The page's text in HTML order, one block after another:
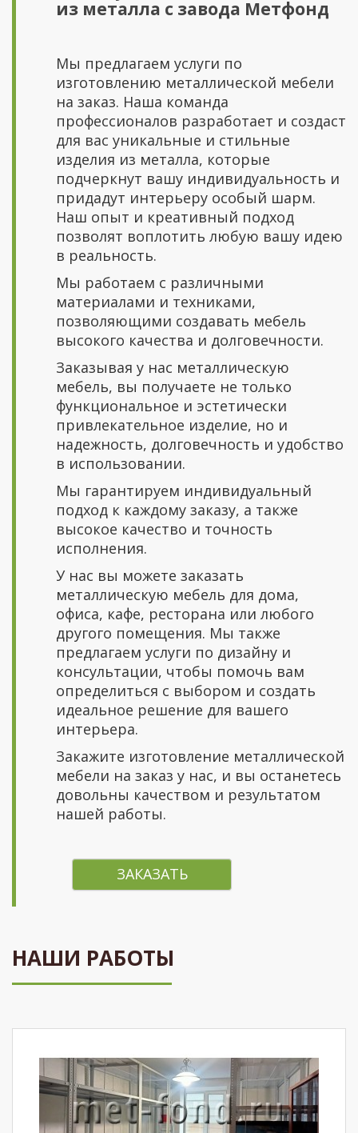
из металла с завода Метфонд
Мы предлагаем услуги по
изготовлению металлической мебели
на заказ. Наша команда
профессионалов разработает и создаст
для вас уникальные и стильные
изделия из металла, которые
подчеркнут вашу индивидуальность и
придадут интерьеру особый шарм.
Наш опыт и креативный подход
позволят воплотить любую вашу идею
в реальность.
Мы работаем с различными
материалами и техниками,
позволяющими создавать мебель
высокого качества и долговечности.
Заказывая у нас металлическую
мебель, вы получаете не только
функциональное и эстетически
привлекательное изделие, но и
надежность, долговечность и удобство
в использовании.
Мы гарантируем индивидуальный
подход к каждому заказу, а также
высокое качество и точность
исполнения.
У нас вы можете заказать
металлическую мебель для дома,
офиса, кафе, ресторана или любого
другого помещения. Мы также
предлагаем услуги по дизайну и
консультации, чтобы помочь вам
определиться с выбором и создать
идеальное решение для вашего
интерьера.
Закажите изготовление металлической
мебели на заказ у нас, и вы останетесь
довольны качеством и результатом
нашей работы.
ЗАКАЗАТЬ
НАШИ РАБОТЫ